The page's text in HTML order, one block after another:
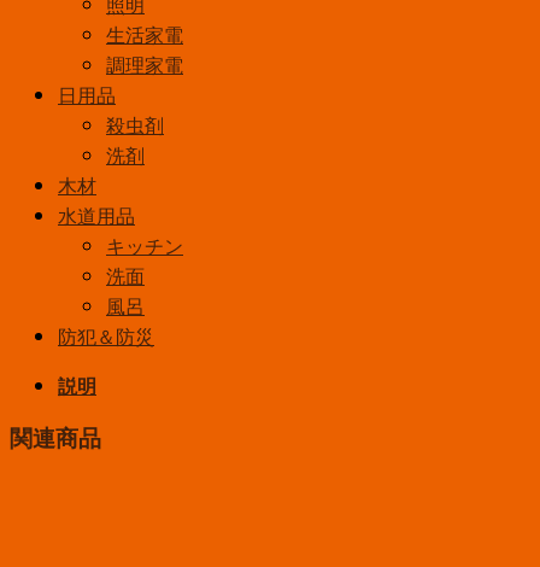
生活家電
調理家電
日用品
殺虫剤
洗剤
木材
水道用品
キッチン
洗面
風呂
防犯＆防災
説明
関連商品